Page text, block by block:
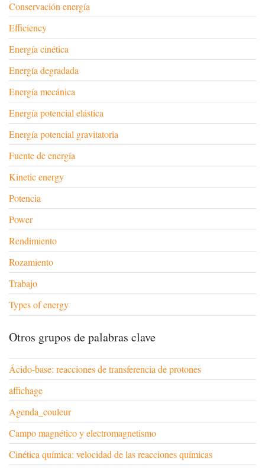
Conservación energía
Efficiency
Energía cinética
Energía degradada
Energía mecánica
Energía potencial elástica
Energía potencial gravitatoria
Fuente de energía
Kinetic energy
Potencia
Power
Rendimiento
Rozamiento
Trabajo
Types of energy
Otros grupos de palabras clave
Ácido-base: reacciones de transferencia de protones
affichage
Agenda_couleur
Campo magnético y electromagnetismo
Cinética química: velocidad de las reacciones químicas